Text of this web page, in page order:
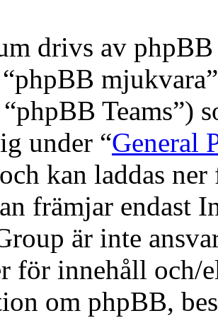
drivs av phpBB
“phpBB
Teams”)
under “General
kan laddas
främjar endast
är inte
för innehåll och/
om phpBB,